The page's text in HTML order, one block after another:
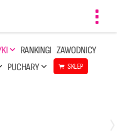
RANKINGI ZAWODNICY
PUCHARY SKLEP